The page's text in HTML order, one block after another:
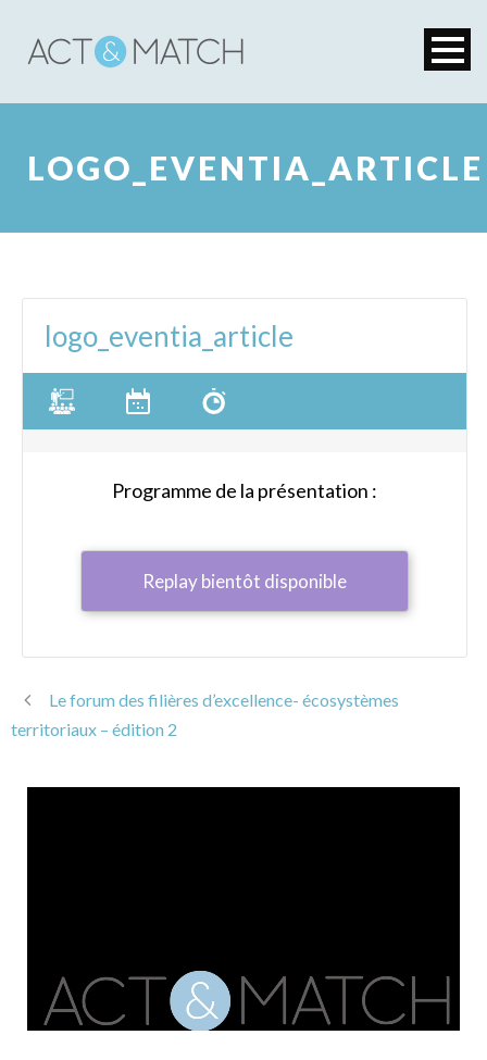
LOGO_EVENTIA_ARTICLE
logo_eventia_article
Programme de la présentation :
Replay bientôt disponible
Le forum des filières d’excellence- écosystèmes
territoriaux – édition 2